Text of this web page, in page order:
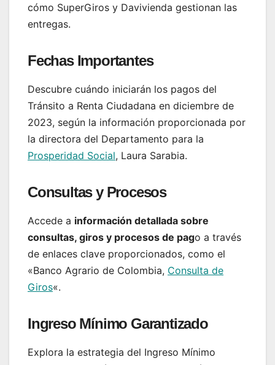
cómo SuperGiros y Davivienda gestionan las
entregas.
Fechas Importantes
Descubre cuándo iniciarán los pagos del
Tránsito a Renta Ciudadana en diciembre de
2023, según la información proporcionada por
la directora del Departamento para la
Prosperidad Social, Laura Sarabia.
Consultas y Procesos
Accede a información detallada sobre
consultas, giros y procesos de pago a través
de enlaces clave proporcionados, como el
«Banco Agrario de Colombia, Consulta de
Giros«.
Ingreso Mínimo Garantizado
Explora la estrategia del Ingreso Mínimo